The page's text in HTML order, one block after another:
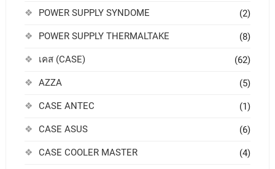
POWER SUPPLY SYNDOME (2)
POWER SUPPLY THERMALTAKE (8)
เคส (CASE) (62)
AZZA (5)
CASE ANTEC (1)
CASE ASUS (6)
CASE COOLER MASTER (4)